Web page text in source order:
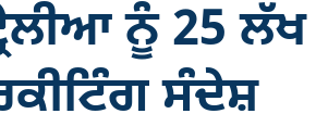
ਨੂੰ 25 ਲੱਖ
ਸੰਦੇਸ਼